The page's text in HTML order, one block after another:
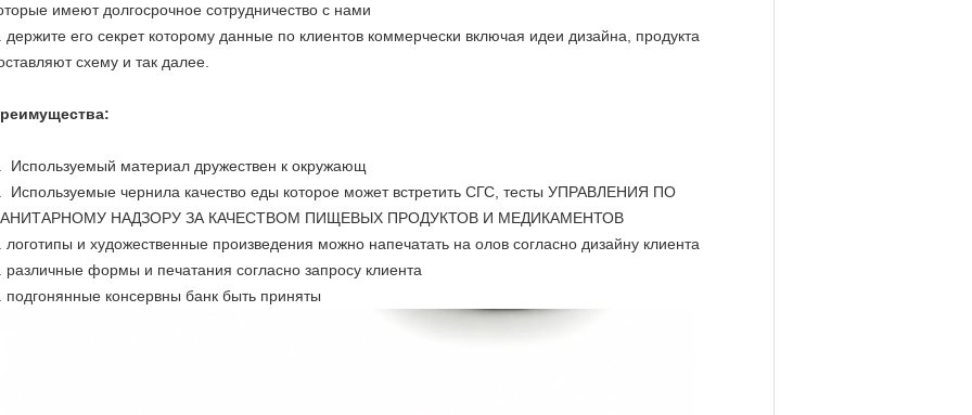
имеют долгосрочное сотрудничество с нами
держите его секрет которому данные по клиентов коммерчески включая идеи дизайна, продукта
схему и так далее.
Используемый материал дружествен к окружающ
Используемые чернила качество еды которое может встретить СГС, тесты УПРАВЛЕНИЯ ПО
НАДЗОРУ ЗА КАЧЕСТВОМ ПИЩЕВЫХ ПРОДУКТОВ И МЕДИКАМЕНТОВ
логотипы и художественные произведения можно напечатать на олов согласно дизайну клиента
различные формы и печатания согласно запросу клиента
подгонянные консервны банк быть приняты